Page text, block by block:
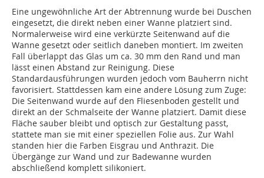
Eine ungewöhnliche Art der Abtrennung wurde bei Duschen
eingesetzt, die direkt neben einer Wanne platziert sind.
Normalerweise wird eine verkürzte Seitenwand auf die
Wanne gesetzt oder seitlich daneben montiert. Im zweiten
Fall überlappt das Glas um ca. 30 mm den Rand und man
lässt einen Abstand zur Reinigung. Diese
Standardausführungen wurden jedoch vom Bauherrn nicht
favorisiert. Stattdessen kam eine andere Lösung zum Zuge:
Die Seitenwand wurde auf den Fliesenboden gestellt und
direkt an der Schmalseite der Wanne platziert. Damit diese
Fläche sauber bleibt und optisch zur Gestaltung passt,
stattete man sie mit einer speziellen Folie aus. Zur Wahl
standen hier die Farben Eisgrau und Anthrazit. Die
Übergänge zur Wand und zur Badewanne wurden
abschließend komplett silikoniert.